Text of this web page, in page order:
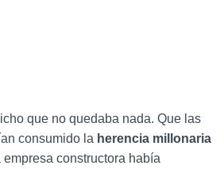
que no quedaba nada. Que las
consumido la herencia millonaria
constructora había